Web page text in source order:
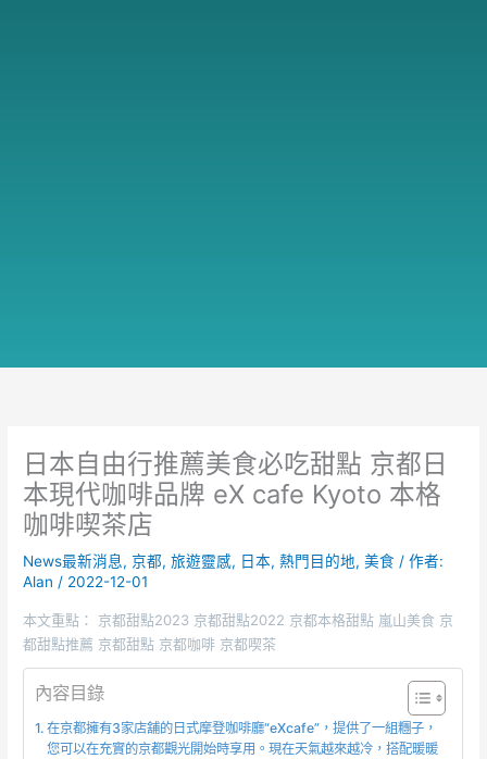
日本自由行推薦美食必吃甜點 京都日
本現代咖啡品牌 eX cafe Kyoto 本格
咖啡喫茶店
News最新消息,京都,旅遊靈感, 日本,熱門目的地,美食 / 作者:
Alan / 2022-12-01
本文重點： 京都甜點2023 京都甜點2022 京都本格甜點 嵐山美食 京
都甜點推薦 京都甜點 京都咖啡 京都喫茶
內容目錄
在京都擁有3家店舖的日式摩登咖啡廳“eXcafe”，提供了一組糰子，
您可以在充實的京都觀光開始時享用。現在天氣越來越冷，搭配暖暖